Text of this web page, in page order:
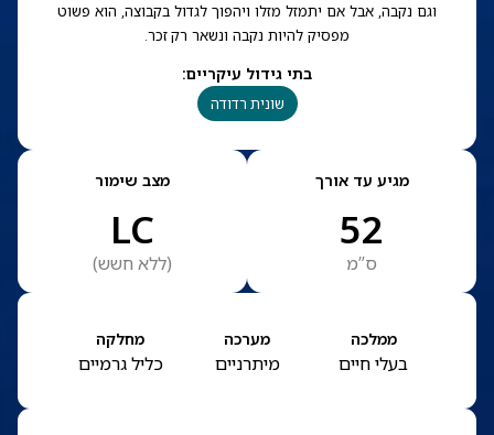
וגם נקבה, אבל אם יתמזל מזלו ויהפוך לגדול בקבוצה, הוא פשוט
מפסיק להיות נקבה ונשאר רק זכר.
בתי גידול עיקריים:
שונית רדודה
מגיע עד אורך
52
ס”מ
מצב שימור
LC
(ללא חשש)
ממלכה
בעלי חיים
מערכה
מיתרניים
מחלקה
כליל גרמיים